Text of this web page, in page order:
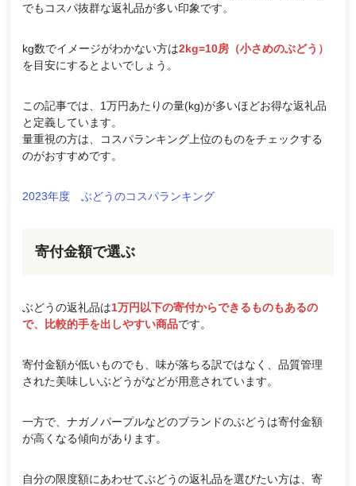
でもコスパ抜群な返礼品が多い印象です。
kg数でイメージがわかない方は2kg=10房（小さめのぶどう）
を目安にするとよいでしょう。
この記事では、1万円あたりの量(kg)が多いほどお得な返礼品
と定義しています。
量重視の方は、コスパランキング上位のものをチェックする
のがおすすめです。
2023年度 ぶどうのコスパランキング
寄付金額で選ぶ
ぶどうの返礼品は1万円以下の寄付からできるものもあるの
で、比較的手を出しやすい商品です。
寄付金額が低いものでも、味が落ちる訳ではなく、品質管理
された美味しいぶどうがなどが用意されています。
一方で、ナガノパープルなどのブランドのぶどうは寄付金額
が高くなる傾向があります。
自分の限度額にあわせてぶどうの返礼品を選びたい方は、寄